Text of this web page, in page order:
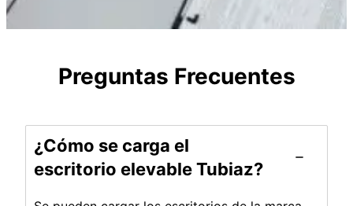
Preguntas Frecuentes
¿Cómo se carga el
escritorio elevable Tubiaz?